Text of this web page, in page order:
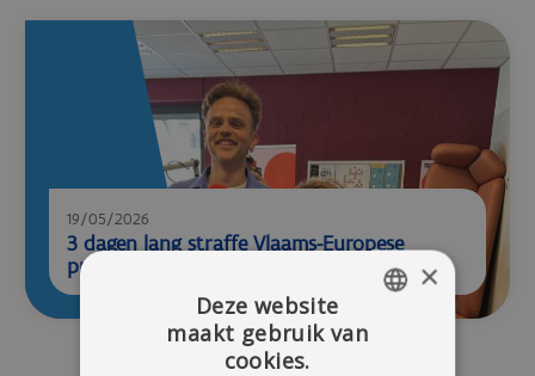
19/05/2026
3 dagen lang straffe Vlaams-Europese
projecten op Radio 2
×
Deze website
maakt gebruik van
cookies.